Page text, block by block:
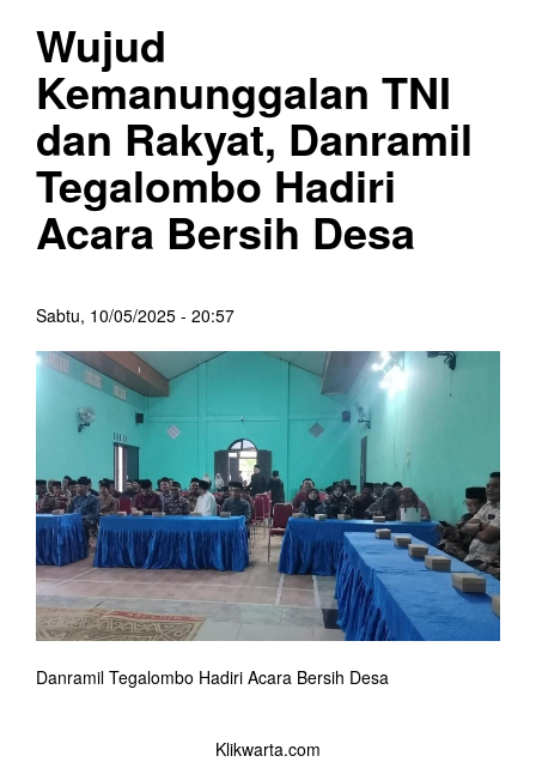
Wujud
Kemanunggalan TNI
dan Rakyat, Danramil
Tegalombo Hadiri
Acara Bersih Desa
Sabtu, 10/05/2025 - 20:57
Danramil Tegalombo Hadiri Acara Bersih Desa
Klikwarta.com